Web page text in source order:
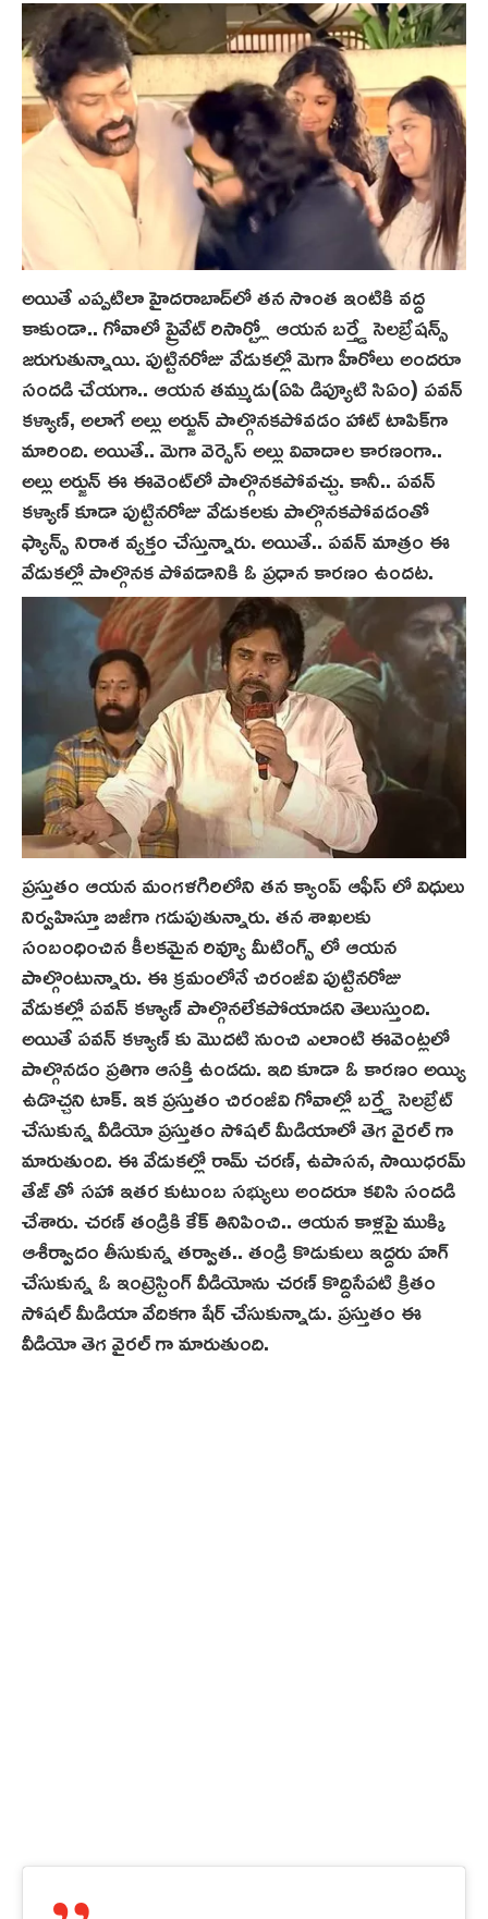
అయితే ఎప్పటిలా హైదరాబాద్‌లో తన సొంత ఇంటికి వద్ద
కాకుండా.. గోవాలో ప్రైవేట్ రిసార్ట్లో ఆయన బర్త్డే సెలబ్రేషన్స్
జరుగుతున్నాయి. పుట్టినరోజు వేడుకల్లో మెగా హీరోలు అందరూ
సంద‌డి చేయ‌గా.. ఆయ‌న త‌మ్ముడు(ఏపి డిప్యూటి సిఏం) పవన్
కళ్యాణ్, అలాగే అల్లు అర్జున్ పాల్గొనకపోవడం హాట్‌ టాపిక్‌గా
మారింది. అయితే.. మెగా వెర్సెస్ అల్లు వివాదాల కారణంగా..
అల్లు అర్జున్ ఈ ఈవెంట్‌లో పాల్గొనక‌పోవచ్చు. కానీ.. పవన్
కళ్యాణ్ కూడా పుట్టినరోజు వేడుకలకు పాల్గొనక‌పోవ‌డంతో
ఫ్యాన్స్ నిరాశ వ్యక్తం చేస్తున్నారు. అయితే.. పవన్ మాత్రం ఈ
వేడుకల్లో పాల్గొనక పోవడానికి ఓ ప్రధాన కారణం ఉందట.
ప్రస్తుతం ఆయన మంగళగిరిలోని తన క్యాంప్ ఆఫీస్ లో విధులు
నిర్వహిస్తూ బిజీగా గ‌డుపుతున్నారు. తన శాఖలకు
సంబంధించిన కీలకమైన రివ్యూ మీటింగ్స్ లో ఆయన
పాల్గొంటున్నారు. ఈ క్ర‌మంలోనే చిరంజీవి పుట్టినరోజు
వేడుకల్లో పవన్ కళ్యాణ్ పాల్గొనలేకపోయాడని తెలుస్తుంది.
అయితే పవన్ కళ్యాణ్ కు మొదటి నుంచి ఎలాంటి ఈవెంట్లలో
పాల్గొనడం ప్రతిగా ఆసక్తి ఉండదు. ఇది కూడా ఓ కార‌ణం అయ్యి
ఉడొచ్చ‌ని టాక్‌. ఇక ప్రస్తుతం చిరంజీవి గోవాల్లో బర్త్డే సెలబ్రేట్
చేసుకున్న వీడియో ప్రస్తుతం సోషల్ మీడియాలో తెగ వైరల్ గా
మారుతుంది. ఈ వేడుకల్లో రామ్ చరణ్, ఉపాసన, సాయిధరమ్
తేజ్ తో సహా ఇతర కుటుంబ సభ్యులు అందరూ కలిసి సందడి
చేశారు. చ‌ర‌ణ్‌ తండ్రికి కేక్ తినిపించి.. ఆయన కాళ్లపై ముక్కి
ఆశీర్వాదం తీసుకున్న తర్వాత.. తండ్రి కొడుకులు ఇద్దరు హగ్
చేసుకున్న ఓ ఇంట్రెస్టింగ్ వీడియోను చరణ్ కొద్దిసేపటి క్రితం
సోషల్ మీడియా వేదికగా షేర్ చేసుకున్నాడు. ప్రస్తుతం ఈ
వీడియో తెగ వైరల్ గా మారుతుంది.